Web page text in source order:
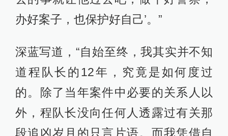
办好案子，也保护好自己’。”
深蓝写道，“自始至终，我其实并不知
道程队长的12年，究竟是如何度过
的。除了当年案件中必要的关系人以
外，程队长没向任何人透露过有关那
段追凶岁月的只言片语。而我凭借自